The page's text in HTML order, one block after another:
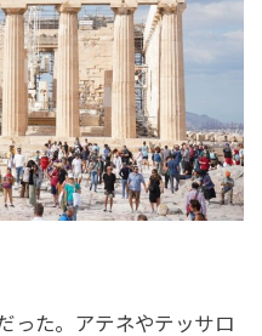
った。アテネやテッサロ